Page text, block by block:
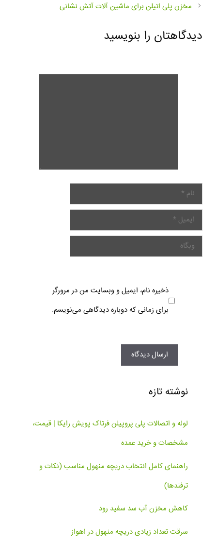
مخزن پلی اتیلن برای ماشین آلات آتش نشانی
دیدگاهتان را بنویسید
ذخیره نام، ایمیل و وبسایت من در مرورگر
برای زمانی که دوباره دیدگاهی می‌نویسم.
نوشته تازه
لوله و اتصالات پلی پروپیلن فرتاک پویش رایکا | قیمت،
مشخصات و خرید عمده
راهنمای کامل انتخاب دریچه منهول مناسب (نکات و
ترفندها)
کاهش مخزن آب سد سفید رود
سرقت تعداد زیادی دریچه منهول در اهواز